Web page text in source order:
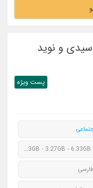
سیدی و نوید
پست ويژه
551MB - 890MB - 1.73GB - 3.27GB - 6.33GB
فارسی